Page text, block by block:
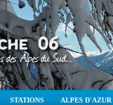
STATIONS ALPES D'AZUR